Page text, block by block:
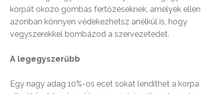
korpát okozó gombás fertőzéseknek, amelyek ellen
azonban könnyen védekezhetsz anélkül is, hogy
vegyszerekkel bombázod a szervezetedet.
A legegyszerűbb
Egy nagy adag 10%-os ecet sokat lendíthet a korpa